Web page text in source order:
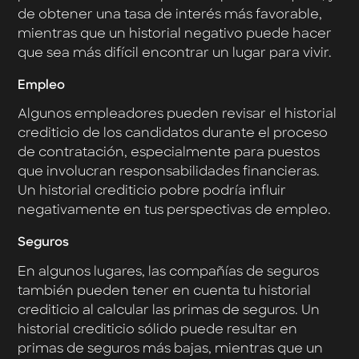
de obtener una tasa de interés más favorable,
mientras que un historial negativo puede hacer
que sea más difícil encontrar un lugar para vivir.
Empleo
Algunos empleadores pueden revisar el historial
crediticio de los candidatos durante el proceso
de contratación, especialmente para puestos
que involucran responsabilidades financieras.
Un historial crediticio pobre podría influir
negativamente en tus perspectivas de empleo.
Seguros
En algunos lugares, las compañías de seguros
también pueden tener en cuenta tu historial
crediticio al calcular las primas de seguros. Un
historial crediticio sólido puede resultar en
primas de seguros más bajas, mientras que un